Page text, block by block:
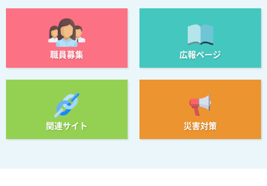
職員募集 広報ページ
関連サイト 災害対策